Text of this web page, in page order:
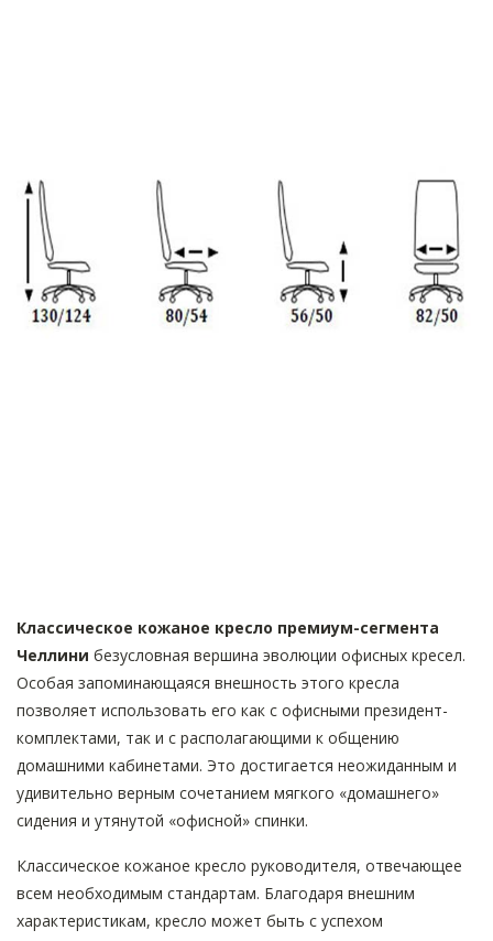
Классическое кожаное кресло премиум-сегмента
Челлини безусловная вершина эволюции офисных кресел.
Особая запоминающаяся внешность этого кресла
позволяет использовать его как с офисными президент-
комплектами, так и с располагающими к общению
домашними кабинетами. Это достигается неожиданным и
удивительно верным сочетанием мягкого «домашнего»
сидения и утянутой «офисной» спинки.
Классическое кожаное кресло руководителя, отвечающее
всем необходимым стандартам. Благодаря внешним
характеристикам, кресло может быть с успехом